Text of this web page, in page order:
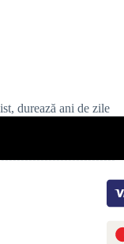
durează ani de zile